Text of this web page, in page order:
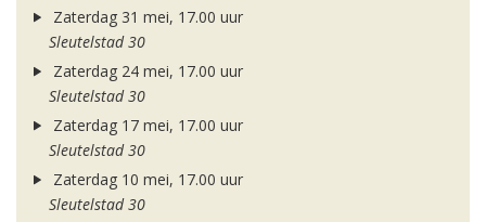
Zaterdag 31 mei, 17.00 uur
Sleutelstad 30
Zaterdag 24 mei, 17.00 uur
Sleutelstad 30
Zaterdag 17 mei, 17.00 uur
Sleutelstad 30
Zaterdag 10 mei, 17.00 uur
Sleutelstad 30